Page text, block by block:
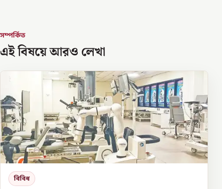
সম্পর্কিত
এই বিষয়ে আরও লেখা
বিবিধ